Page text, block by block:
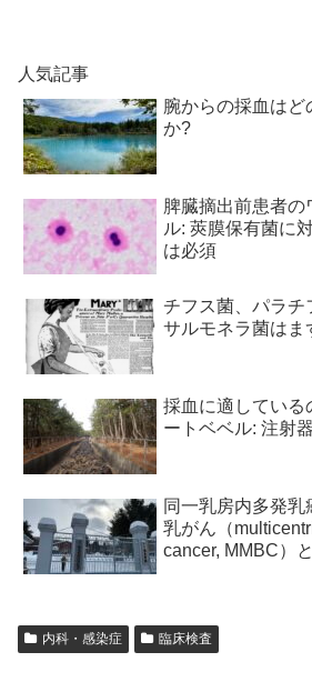
人気記事
腕からの採血はど
か?
脾臓摘出前患者
ル: 莢膜保有菌に
は必須
チフス菌、パラチ
サルモネラ菌はま
採血に適している
ートベベル: 注射
同一乳房内多発乳
乳がん（
cancer, MMBC）
内科・感染症 臨床検査